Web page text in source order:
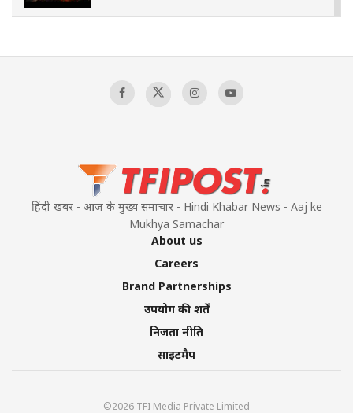
Sagar
हिंदी खबर - आज के मुख्य समाचार - Hindi Khabar News - Aaj ke
Mukhya Samachar
About us
Careers
Brand Partnerships
उपयोग की शर्तें
निजता नीति
साइटमैप
©2026 TFI Media Private Limited